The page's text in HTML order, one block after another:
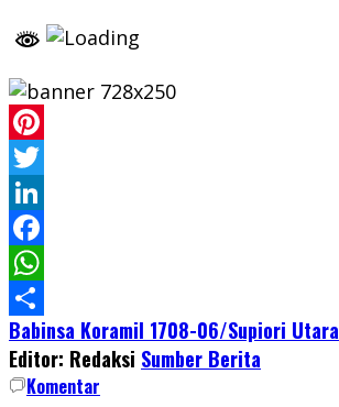
Pinterest
Twitter
LinkedIn
Facebook
WhatsApp
Share
Babinsa Koramil 1708-06/Supiori Utara
Editor: Redaksi Sumber Berita
Komentar